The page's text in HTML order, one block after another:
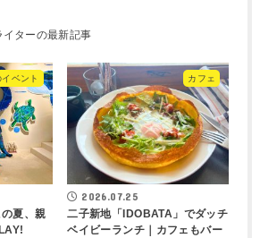
ベント
の夏、親
カフェ
2026.07.25
二子新地「IDOBATA」でダッチ
ベイビーランチ｜カフェもバー